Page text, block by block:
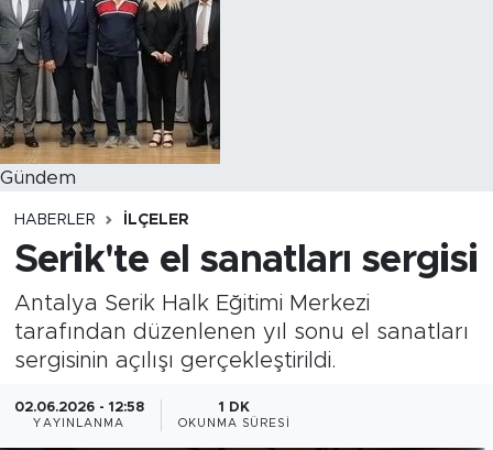
Gündem
HABERLER İLÇELER
Serik'te el sanatları sergisi
Antalya Serik Halk Eğitimi Merkezi
tarafından düzenlenen yıl sonu el sanatları
sergisinin açılışı gerçekleştirildi.
02.06.2026 - 12:58
YAYINLANMA
1 DK
OKUNMA SÜRESI
Sağlık
Spor
Turizm